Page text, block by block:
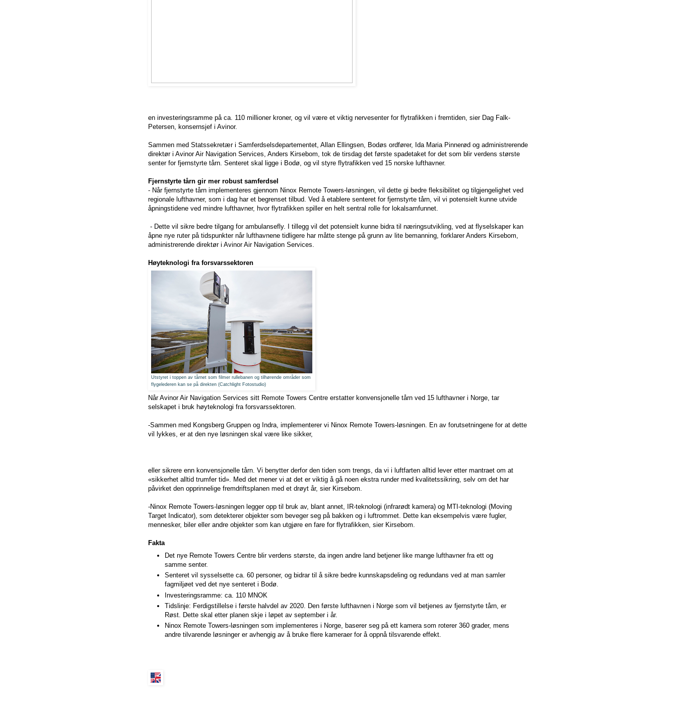
en investeringsramme på ca. 110 millioner kroner, og vil være et viktig nervesenter for flytrafikken i fremtiden, sier Dag Falk-
Petersen, konsernsjef i Avinor.
Sammen med Statssekretær i Samferdselsdepartementet, Allan Ellingsen, Bodøs ordfører, Ida Maria Pinnerød og administrerende
direktør i Avinor Air Navigation Services, Anders Kirsebom, tok de tirsdag det første spadetaket for det som blir verdens største
senter for fjernstyrte tårn. Senteret skal ligge i Bodø, og vil styre flytrafikken ved 15 norske lufthavner.
Fjernstyrte tårn gir mer robust samferdsel
- Når fjernstyrte tårn implementeres gjennom Ninox Remote Towers-løsningen, vil dette gi bedre fleksibilitet og tilgjengelighet ved
regionale lufthavner, som i dag har et begrenset tilbud. Ved å etablere senteret for fjernstyrte tårn, vil vi potensielt kunne utvide
åpningstidene ved mindre lufthavner, hvor flytrafikken spiller en helt sentral rolle for lokalsamfunnet.
- Dette vil sikre bedre tilgang for ambulansefly. I tillegg vil det potensielt kunne bidra til næringsutvikling, ved at flyselskaper kan
åpne nye ruter på tidspunkter når lufthavnene tidligere har måtte stenge på grunn av lite bemanning, forklarer Anders Kirsebom,
administrerende direktør i Avinor Air Navigation Services.
Høyteknologi fra forsvarssektoren
Utstyret i toppen av tårnet som filmer rullebanen og tilhørende områder som
flygelederen kan se på direkten (Catchlight Fotostudio)
Når Avinor Air Navigation Services sitt Remote Towers Centre erstatter konvensjonelle tårn ved 15 lufthavner i Norge, tar
selskapet i bruk høyteknologi fra forsvarssektoren.
-Sammen med Kongsberg Gruppen og Indra, implementerer vi Ninox Remote Towers-løsningen. En av forutsetningene for at dette
vil lykkes, er at den nye løsningen skal være like sikker,
eller sikrere enn konvensjonelle tårn. Vi benytter derfor den tiden som trengs, da vi i luftfarten alltid lever etter mantraet om at
«sikkerhet alltid trumfer tid». Med det mener vi at det er viktig å gå noen ekstra runder med kvalitetssikring, selv om det har
påvirket den opprinnelige fremdriftsplanen med et drøyt år, sier Kirsebom.
-Ninox Remote Towers-løsningen legger opp til bruk av, blant annet, IR-teknologi (infrarødt kamera) og MTI-teknologi (Moving
Target Indicator), som detekterer objekter som beveger seg på bakken og i luftrommet. Dette kan eksempelvis være fugler,
mennesker, biler eller andre objekter som kan utgjøre en fare for flytrafikken, sier Kirsebom.
Fakta
Det nye Remote Towers Centre blir verdens største, da ingen andre land betjener like mange lufthavner fra ett og
samme senter.
Senteret vil sysselsette ca. 60 personer, og bidrar til å sikre bedre kunnskapsdeling og redundans ved at man samler
fagmiljøet ved det nye senteret i Bodø.
Investeringsramme: ca. 110 MNOK
Tidslinje: Ferdigstillelse i første halvdel av 2020. Den første lufthavnen i Norge som vil betjenes av fjernstyrte tårn, er
Røst. Dette skal etter planen skje i løpet av september i år.
Ninox Remote Towers-løsningen som implementeres i Norge, baserer seg på ett kamera som roterer 360 grader, mens
andre tilvarende løsninger er avhengig av å bruke flere kameraer for å oppnå tilsvarende effekt.